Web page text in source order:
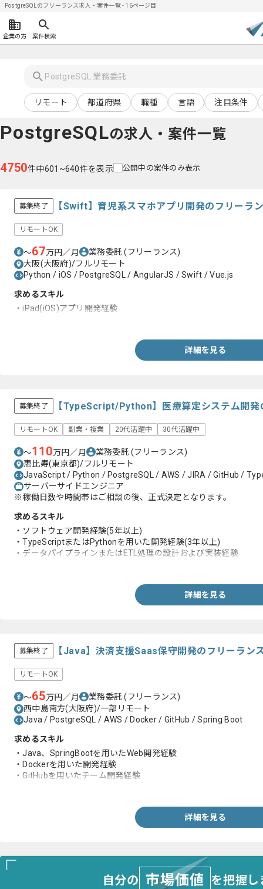
PostgreSQLのフリーランス求人・案件一覧 - 16ページ目
企業の方 案件検索
リモート 都道府県 職種 言語 注目条件
PostgreSQLの求人・案件一覧
4750件中601~640件を表示 公開中の案件のみ表示
募集終了 【Swift】育児系スマホアプリ開発のフリーラ
リモートOK
〜67万円／月 業務委託(フリーランス)
大阪(大阪府)/フルリモート
Python / iOS / PostgreSQL / AngularJS / Swift / Vue.js
求めるスキル
・iPad(iOS)アプリ開発経験
詳細を見る
募集終了 【TypeScript/Python】医療算定システム開発
リモートOK 副業・複業 20代活躍中 30代活躍中
〜110万円／月 業務委託(フリーランス)
恵比寿(東京都)/フルリモート
JavaScript / Python / PostgreSQL / AWS / JIRA / GitHub /
サーバーサイドエンジニア
※稼働日数や時間帯はご相談の後、正式決定となります。
求めるスキル
・ソフトウェア開発経験(5年以上)
・TypeScriptまたはPythonを用いた開発経験(3年以上)
・データパイプラインまたはETL処理の設計および実装経験
詳細を見る
募集終了 【Java】決済支援Saas保守開発のフリーラン
リモートOK
〜65万円／月 業務委託(フリーランス)
西中島南方(大阪府)/一部リモート
Java / PostgreSQL / AWS / Docker / GitHub / Spring Boot
求めるスキル
・Java、SpringBootを用いたWeb開発経験
・Dockerを用いた開発経験
・GitHubを用いたチーム開発経験
詳細を見る
自分の 市場価値 を把握